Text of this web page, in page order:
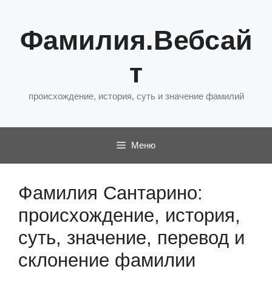
содержимому
Фамилия.Вебсай
т
происхождение, история, суть и значение фамилий
Меню
Фамилия Сантарино:
происхождение, история,
суть, значение, перевод и
склонение фамилии